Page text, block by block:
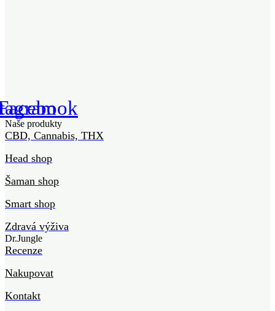
Naše produkty
CBD, Cannabis, THX
Head shop
Šaman shop
Smart shop
Zdravá výživa
Dr.Jungle
Recenze
Nakupovat
Kontakt